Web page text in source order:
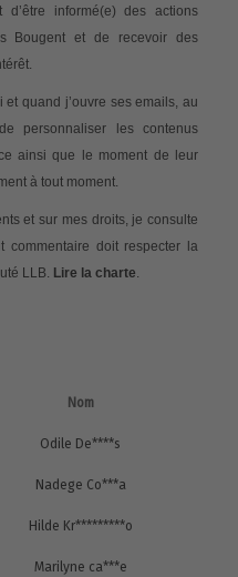
d’être informé(e) des actions
Bougent et de recevoir des
quand j’ouvre ses emails, au
personnaliser les contenus
ainsi que le moment de leur
à tout moment.
et sur mes droits, je consulte
commentaire doit respecter la
LLB. Lire la charte.
Nom
Odile De****s
Nadege Co***a
Hilde Kr*********o
Marilyne ca***e